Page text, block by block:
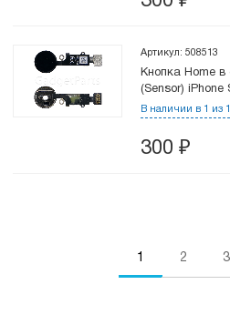
Артикул: 508513
Кнопка Hоme
(Sensor) iPhone
В наличии в 1 из
300 ₽
1 2 3